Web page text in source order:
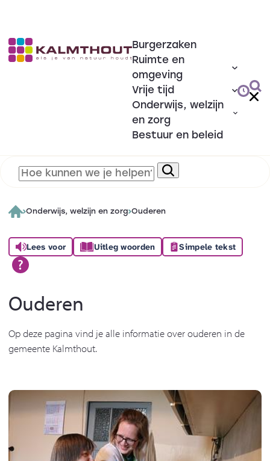
Burgerzaken
Ruimte en
omgeving
Vrije tijd
Onderwijs, welzijn
en zorg
Bestuur en beleid
Onderwijs, welzijn en zorg Ouderen
Lees voor Uitleg woorden Simpele tekst
Ouderen
Op deze pagina vind je alle informatie over ouderen in de
gemeente Kalmthout.